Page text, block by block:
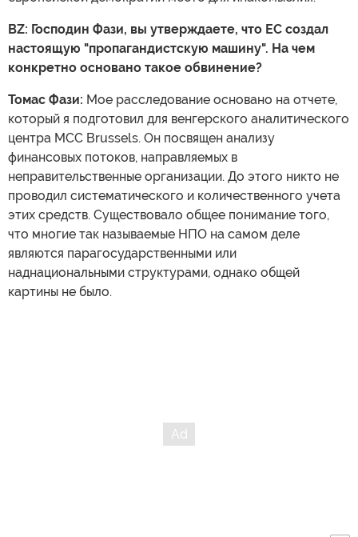
BZ: Господин Фази, вы утверждаете, что ЕС создал
настоящую "пропагандистскую машину". На чем
конкретно основано такое обвинение?
Томас Фази: Мое расследование основано на отчете,
который я подготовил для венгерского аналитического
центра MCC Brussels. Он посвящен анализу
финансовых потоков, направляемых в
неправительственные организации. До этого никто не
проводил систематического и количественного учета
этих средств. Существовало общее понимание того,
что многие так называемые НПО на самом деле
являются парагосударственными или
наднациональными структурами, однако общей
картины не было.